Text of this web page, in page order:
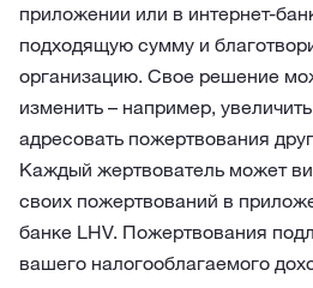
приложении или в интернет-
подходящую сумму и
организацию. Свое решение
изменить – например,
адресовать пожертвования
Каждый жертвователь может
своих пожертвований в
банке LHV. Пожертвования
вашего налогооблагаемого